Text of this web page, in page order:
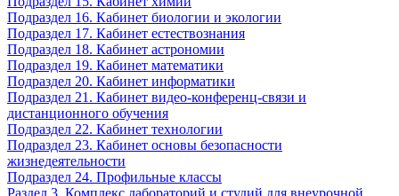
Подраздел 16. Кабинет биологии и экологии
Подраздел 17. Кабинет естествознания
Подраздел 18. Кабинет астрономии
Подраздел 19. Кабинет математики
Подраздел 20. Кабинет информатики
Подраздел 21. Кабинет видео-конференц-связи и
дистанционного обучения
Подраздел 22. Кабинет технологии
Подраздел 23. Кабинет основы безопасности
жизнедеятельности
Подраздел 24. Профильные классы
Раздел 3. Комплекс лабораторий и студий для внеурочной